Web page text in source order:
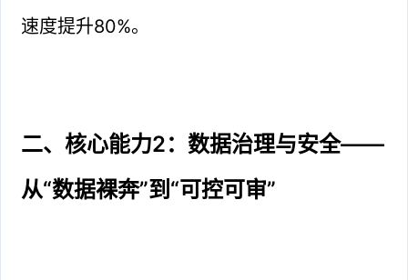
速度提升80%。
二、核心能力2：数据治理与安全——
从“数据裸奔”到“可控可审”